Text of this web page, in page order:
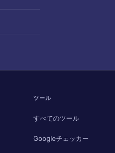
ツール
すべてのツール
Googleチェッカー